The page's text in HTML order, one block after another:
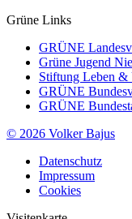
Grüne Links
GRÜNE
Grüne Jugend
Stiftung Leben &
GRÜNE
GRÜNE
© 2026 Volker Bajus
Datenschutz
Impressum
Cookies